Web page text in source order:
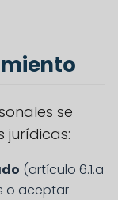
se
jurídicas:
(artículo 6.1.a
o aceptar